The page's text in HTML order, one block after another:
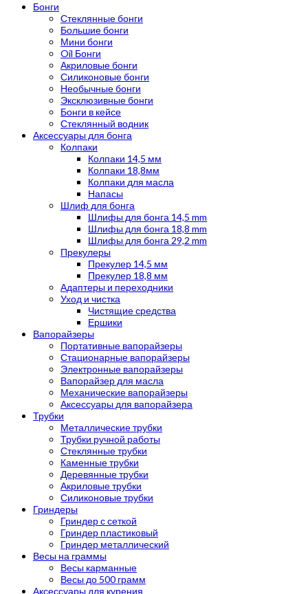
Бонги
Стеклянные бонги
Большие бонги
Мини бонги
Oil Бонги
Акриловые бонги
Силиконовые бонги
Необычные бонги
Эксклюзивные бонги
Бонги в кейсе
Стеклянный водник
Аксессуары для бонга
Колпаки
Колпаки 14,5 мм
Колпаки 18,8мм
Колпаки для масла
Напасы
Шлиф для бонга
Шлифы для бонга 14,5 mm
Шлифы для бонга 18,8 mm
Шлифы для бонга 29,2 mm
Прекулеры
Прекулер 14,5 мм
Прекулер 18,8 мм
Адаптеры и переходники
Уход и чистка
Чистящие средства
Ершики
Вапорайзеры
Портативные вапорайзеры
Стационарные вапорайзеры
Электронные вапорайзеры
Вапорайзер для масла
Механические вапорайзеры
Аксессуары для вапорайзера
Трубки
Металлические трубки
Трубки ручной работы
Стеклянные трубки
Каменные трубки
Деревянные трубки
Акриловые трубки
Силиконовые трубки
Гриндеры
Гриндер с сеткой
Гриндер пластиковый
Гриндер металлический
Весы на граммы
Весы карманные
Весы до 500 грамм
Аксессуары для курения